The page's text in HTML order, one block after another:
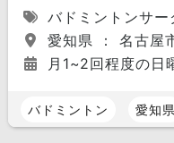
バドミントンサー
愛知県 ： 名古屋
月1~2回程度の
バドミントン 愛知県